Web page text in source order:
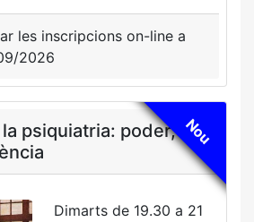
les inscripcions on-line a
2026
Nou
psiquiatria: poder,
Dimarts de 19.30 a 21